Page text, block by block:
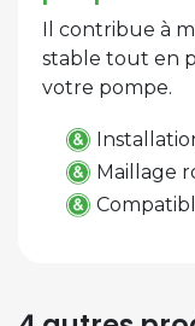
Il contribue à
stable tout en
votre pompe.
Maillage